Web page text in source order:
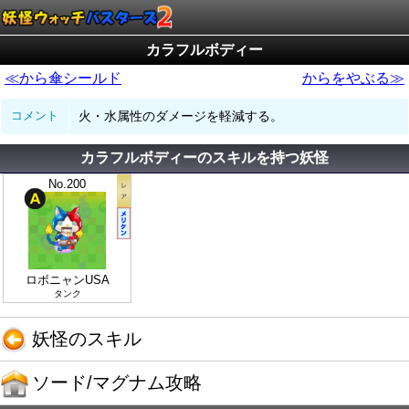
カラフルボディー
≪から傘シールド
からをやぶる≫
コメント 火・水属性のダメージを軽減する。
カラフルボディーのスキルを持つ妖怪
No.200
ロボニャンUSA
タンク
妖怪のスキル
ソード/マグナム攻略